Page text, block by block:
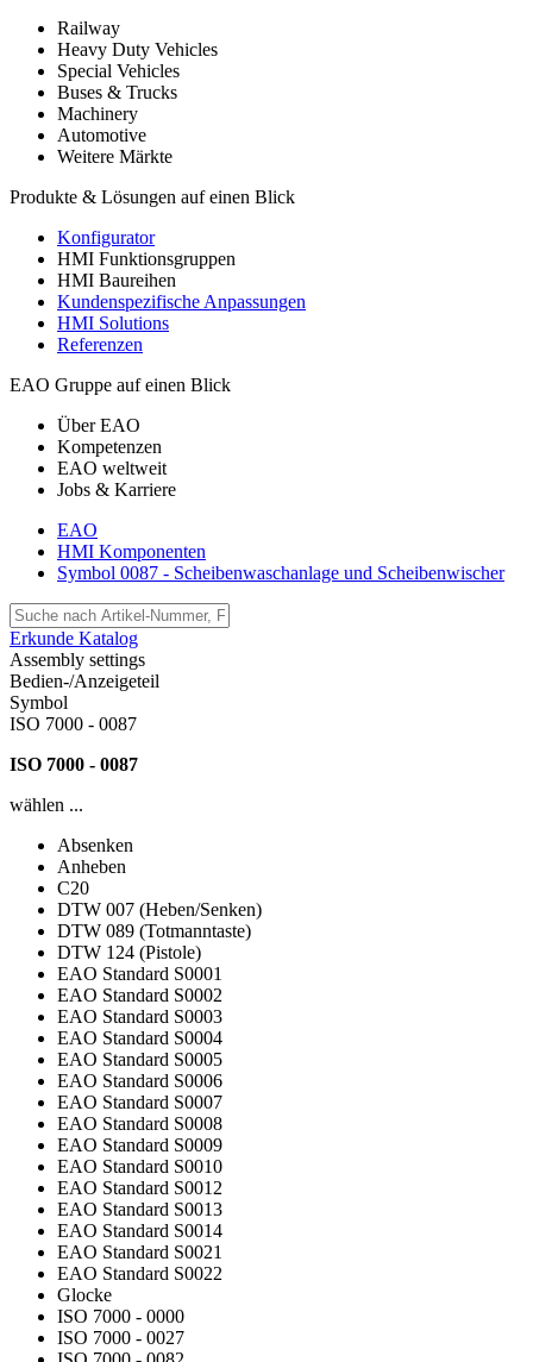
Railway
Heavy Duty Vehicles
Special Vehicles
Buses & Trucks
Machinery
Automotive
Weitere Märkte
Produkte & Lösungen auf einen Blick
Konfigurator
HMI Funktionsgruppen
HMI Baureihen
Kundenspezifische Anpassungen
HMI Solutions
Referenzen
EAO Gruppe auf einen Blick
Über EAO
Kompetenzen
EAO weltweit
Jobs & Karriere
EAO
HMI Komponenten
Symbol 0087 - Scheibenwaschanlage und Scheibenwischer
Erkunde Katalog
Assembly settings
Bedien-/Anzeigeteil
Symbol
ISO 7000 - 0087
ISO 7000 - 0087
wählen ...
Absenken
Anheben
C20
DTW 007 (Heben/Senken)
DTW 089 (Totmanntaste)
DTW 124 (Pistole)
EAO Standard S0001
EAO Standard S0002
EAO Standard S0003
EAO Standard S0004
EAO Standard S0005
EAO Standard S0006
EAO Standard S0007
EAO Standard S0008
EAO Standard S0009
EAO Standard S0010
EAO Standard S0012
EAO Standard S0013
EAO Standard S0014
EAO Standard S0021
EAO Standard S0022
Glocke
ISO 7000 - 0000
ISO 7000 - 0027